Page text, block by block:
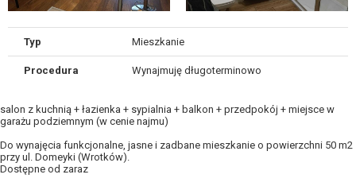
Typ Mieszkanie
Procedura Wynajmuję długoterminowo
salon z kuchnią + łazienka + sypialnia + balkon + przedpokój + miejsce w
garażu podziemnym (w cenie najmu)
Do wynajęcia funkcjonalne, jasne i zadbane mieszkanie o powierzchni 50 m2
przy ul. Domeyki (Wrotków).
Dostępne od zaraz